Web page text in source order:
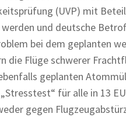
(UVP) mit
und deutsche
bei dem geplanten
die Flüge schwerer
geplanten
für alle in 13
gegen